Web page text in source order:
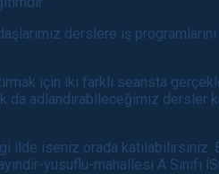
derslere iş
için iki farklı seansta
adlandırabileceğimiz dersler
ilde iseniz orada katılabilirsiniz.
yusuflu-mahallesi A Sınıfı